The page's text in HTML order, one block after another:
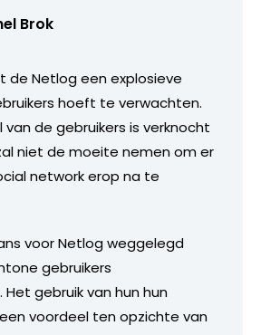
Brok
de Netlog een explosieve
hoeft te verwachten.
de gebruikers is verknocht
niet de moeite nemen om er
network erop na te
voor Netlog weggelegd
gebruikers
gebruik van hun hun
voordeel ten opzichte van